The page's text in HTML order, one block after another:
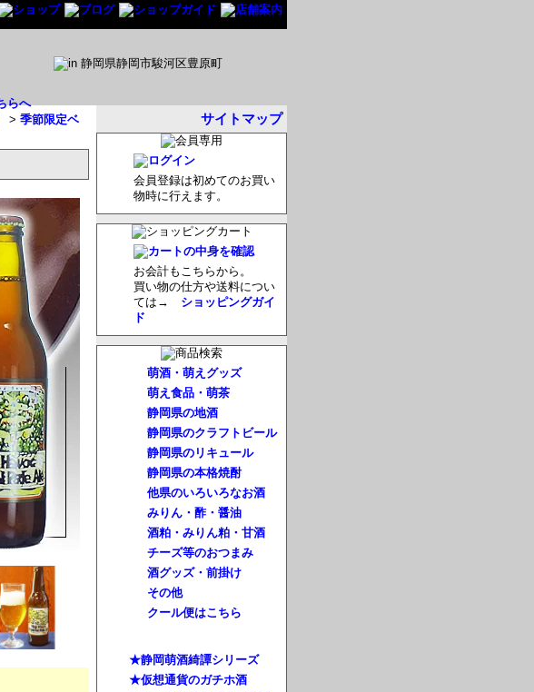
> 季節限定ベ
サイトマップ
会員登録は初めてのお買い
物時に行えます。
お会計もこちらから。
買い物の仕方や送料につい
ては→ ショッピングガイ
ド
萌酒・萌えグッズ
萌え食品・萌茶
静岡県の地酒
静岡県のクラフトビール
静岡県のリキュール
静岡県の本格焼酎
他県のいろいろなお酒
みりん・酢・醤油
酒粕・みりん粕・甘酒
チーズ等のおつまみ
酒グッズ・前掛け
その他
クール便はこちら
★静岡萌酒綺譚シリーズ
★仮想通貨のガチホ酒